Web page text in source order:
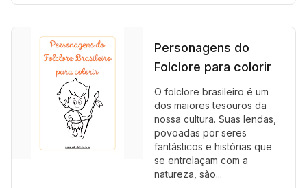
Personagens do
Folclore para colorir
O folclore brasileiro é um
dos maiores tesouros da
nossa cultura. Suas lendas,
povoadas por seres
fantásticos e histórias que
se entrelaçam com a
natureza, são...